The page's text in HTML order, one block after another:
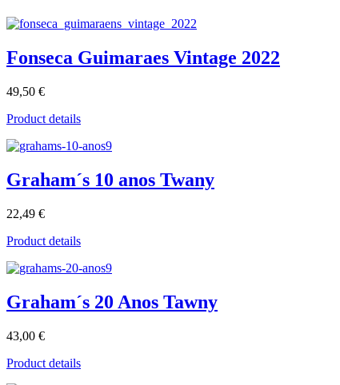
Fonseca Guimaraes Vintage 2022
49,50 €
Product details
Graham´s 10 anos Twany
22,49 €
Product details
Graham´s 20 Anos Tawny
43,00 €
Product details